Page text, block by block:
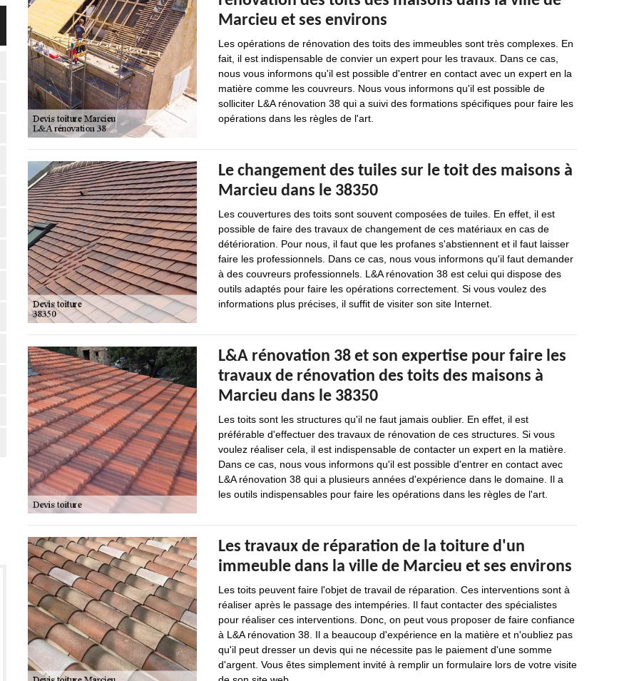
Marcieu et ses environs
Les opérations de rénovation des toits des immeubles sont très complexes. En
fait, il est indispensable de convier un expert pour les travaux. Dans ce cas,
nous vous informons qu'il est possible d'entrer en contact avec un expert en la
matière comme les couvreurs. Nous vous informons qu'il est possible de
solliciter L&A rénovation 38 qui a suivi des formations spécifiques pour faire les
opérations dans les règles de l'art.
Le changement des tuiles sur le toit des maisons à
Marcieu dans le 38350
Les couvertures des toits sont souvent composées de tuiles. En effet, il est
possible de faire des travaux de changement de ces matériaux en cas de
détérioration. Pour nous, il faut que les profanes s'abstiennent et il faut laisser
faire les professionnels. Dans ce cas, nous vous informons qu'il faut demander
à des couvreurs professionnels. L&A rénovation 38 est celui qui dispose des
outils adaptés pour faire les opérations correctement. Si vous voulez des
informations plus précises, il suffit de visiter son site Internet.
L&A rénovation 38 et son expertise pour faire les
travaux de rénovation des toits des maisons à
Marcieu dans le 38350
Les toits sont les structures qu'il ne faut jamais oublier. En effet, il est
préférable d'effectuer des travaux de rénovation de ces structures. Si vous
voulez réaliser cela, il est indispensable de contacter un expert en la matière.
Dans ce cas, nous vous informons qu'il est possible d'entrer en contact avec
L&A rénovation 38 qui a plusieurs années d'expérience dans le domaine. Il a
les outils indispensables pour faire les opérations dans les règles de l'art.
Les travaux de réparation de la toiture d'un
immeuble dans la ville de Marcieu et ses environs
Les toits peuvent faire l'objet de travail de réparation. Ces interventions sont à
réaliser après le passage des intempéries. Il faut contacter des spécialistes
pour réaliser ces interventions. Donc, on peut vous proposer de faire confiance
à L&A rénovation 38. Il a beaucoup d'expérience en la matière et n'oubliez pas
qu'il peut dresser un devis qui ne nécessite pas le paiement d'une somme
d'argent. Vous êtes simplement invité à remplir un formulaire lors de votre visite